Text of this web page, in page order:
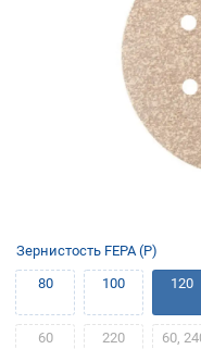
Зернистость FEPA (P)
80
100 120
60 220 60,